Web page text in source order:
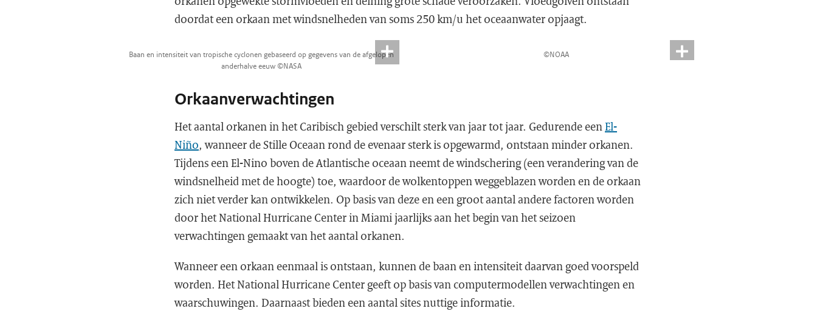
doordat een orkaan met windsnelheden van soms 250 km/u het oceaanwater opjaagt.
Baan en intensiteit van tropische cyclonen gebaseerd op gegevens van de afgelopen
anderhalve eeuw ©NASA
©NOAA
Orkaanverwachtingen
Het aantal orkanen in het Caribisch gebied verschilt sterk van jaar tot jaar. Gedurende eenEl-
Niño, wanneer de Stille Oceaan rond de evenaar sterk is opgewarmd, ontstaan minder orkanen.
Tijdens een El-Nino boven de Atlantische oceaan neemt de windschering (een verandering van de
windsnelheid met de hoogte) toe, waardoor de wolkentoppen weggeblazen worden en de orkaan
zich niet verder kan ontwikkelen. Op basis van deze en een groot aantal andere factoren worden
door het National Hurricane Center in Miami jaarlijks aan het begin van het seizoen
verwachtingen gemaakt van het aantal orkanen.
Wanneer een orkaan eenmaal is ontstaan, kunnen de baan en intensiteit daarvan goed voorspeld
worden. Het National Hurricane Center geeft op basis van computermodellen verwachtingen en
waarschuwingen. Daarnaast bieden een aantal sites nuttige informatie.